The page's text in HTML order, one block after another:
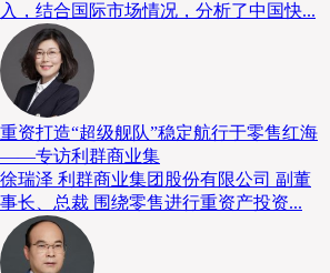
入，结合国际市场情况，分析了中国快...
重资打造“超级舰队”稳定航行于零售红海
——专访利群商业集
徐瑞泽 利群商业集团股份有限公司 副董
事长、总裁 围绕零售进行重资产投资...